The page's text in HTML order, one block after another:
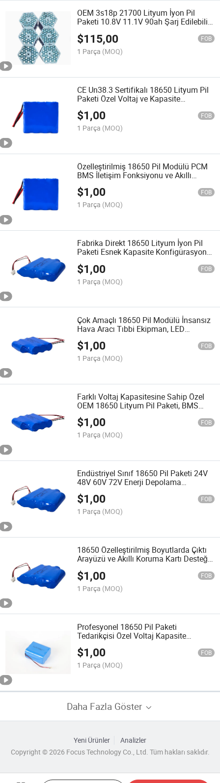
OEM 3s18p 21700 Lityum İyon Pil
Paketi 10.8V 11.1V 90ah Şarj Edilebilir
Enerjisi Depolama ve Taşınabilir Güç
İstasyonu için
$115,00 FOB
1 Parça (MOQ)
CE Un38.3 Sertifikalı 18650 Lityum Pil
Paketi Özel Voltaj ve Kapasite
Yenilenebilir Pil Modülü Üreticisi
$1,00 FOB
1 Parça (MOQ)
Özelleştirilmiş 18650 Pil Modülü PCM
BMS İletişim Fonksiyonu ve Akıllı
Cihazlar için Çeşitli Kapasite
Seçenekleri ile
$1,00 FOB
1 Parça (MOQ)
Fabrika Direkt 18650 Lityum İyon Pil
Paketi Esnek Kapasite Konfigürasyonu
$1,00 FOB
1 Parça (MOQ)
Çok Amaçlı 18650 Pil Modülü İnsansız
Hava Aracı Tıbbi Ekipman, LED
Aydınlatma ve Taşınabilir Enerji
Depolama Sistemleri için
Özelleştirilmiştir
$1,00 FOB
1 Parça (MOQ)
Farklı Voltaj Kapasitesine Sahip Özel
OEM 18650 Lityum Pil Paketi, BMS
Bluetooth ve Su Geçirmez Tasarım
Mevcuttur
$1,00 FOB
1 Parça (MOQ)
Endüstriyel Sınıf 18650 Pil Paketi 24V
48V 60V 72V Enerji Depolama
Uygulamaları için Özel Lityum İyon Pil
Modülü
$1,00 FOB
1 Parça (MOQ)
18650 Özelleştirilmiş Boyutlarda Çıktı
Arayüzü ve Akıllı Koruma Kartı Desteği
$1,00 FOB
1 Parça (MOQ)
Profesyonel 18650 Pil Paketi
Tedarikçisi Özel Voltaj Kapasite
Bağlantı ve İletişim Protokolü Pil
Çözümü
$1,00 FOB
1 Parça (MOQ)
Daha Fazla Göster
Yeni Ürünler
Analizler
Copyright © 2026 Focus Technology Co., Ltd. Tüm hakları saklıdır.